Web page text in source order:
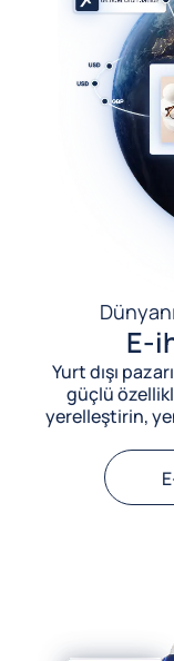
E-
Yurt dışı
güçlü
yerelleştirin,